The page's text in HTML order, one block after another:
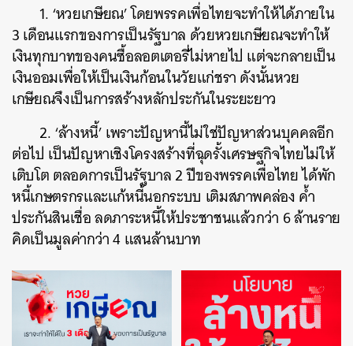
1. ‘หวยเกษียณ’ โดยพรรคเพื่อไทยจะทำให้ได้ภายใน
3 เดือนแรกของการเป็นรัฐบาล ด้วยหวยเกษียณจะทำให้
เงินทุกบาทของคนซื้อลอตเตอรี่ไม่หายไป แต่จะกลายเป็น
เงินออมเพื่อให้เป็นเงินก้อนในวัยแก่ชรา ดังนั้นหวย
เกษียณจึงเป็นการสร้างหลักประกันในระยะยาว
2. ‘ล้างหนี้’ เพราะปัญหานี้ไม่ใช่ปัญหาส่วนบุคคลอีก
ต่อไป เป็นปัญหาเชิงโครงสร้างที่ฉุดรั้งเศรษฐกิจไทยไม่ให้
เติบโต ตลอดการเป็นรัฐบาล 2 ปีของพรรคเพื่อไทย ได้พัก
หนี้เกษตรกรและแก้หนี้นอกระบบ เติมสภาพคล่อง ค้ำ
ประกันสินเชื่อ ลดภาระหนี้ให้ประชาชนแล้วกว่า 6 ล้านราย
คิดเป็นมูลค่ากว่า 4 แสนล้านบาท